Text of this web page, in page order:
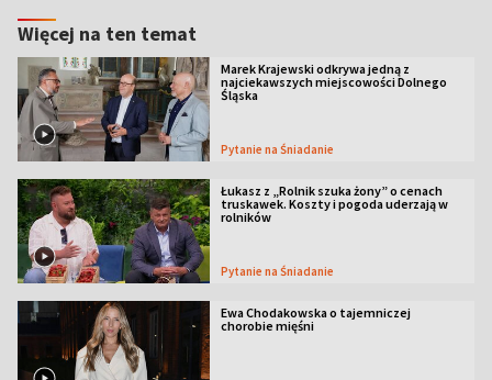
Więcej na ten temat
Marek Krajewski odkrywa jedną z
najciekawszych miejscowości Dolnego
Śląska
Pytanie na Śniadanie
Łukasz z „Rolnik szuka żony” o cenach
truskawek. Koszty i pogoda uderzają w
rolników
Pytanie na Śniadanie
Ewa Chodakowska o tajemniczej
chorobie mięśni